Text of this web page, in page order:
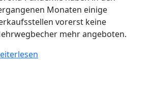
Monaten einige
vorerst keine
mehr angeboten.